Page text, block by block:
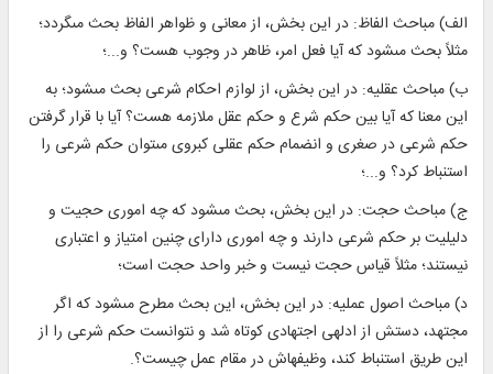
الف) مباحث الفاظ: در اين بخش، از معانى و ظواهر الفاظ بحث مى‏گردد؛
مثلاً بحث مى‏شود كه آيا فعل امر، ظاهر در وجوب هست؟ و...؛
ب) مباحث عقليه: در اين بخش، از لوازم احكام شرعى بحث مى‏شود؛ به
اين معنا كه آيا بين حكم شرع و حكم عقل ملازمه هست؟ آيا با قرار گرفتن
حكم شرعى در صغرى و انضمام حكم عقلى كبروى مى‏توان حكم شرعى را
استنباط كرد؟ و...؛
ج) مباحث حجت: در اين بخش، بحث مى‏شود كه چه امورى حجيت و
دليليت بر حكم شرعى دارند و چه امورى داراى چنين امتياز و اعتبارى
نيستند؛ مثلاً قياس حجت نيست و خبر واحد حجت است؛
د) مباحث اصول عمليه: در اين بخش، اين بحث مطرح مى‏شود كه اگر
مجتهد، دستش از ادله‏ى اجتهادى كوتاه شد و نتوانست حكم شرعى را از
اين طريق استنباط كند، وظيفه‏اش در مقام عمل چيست؟.